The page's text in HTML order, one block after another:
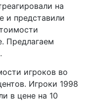
на
и представили
Предлагаем
игроков во
Игроки 1998
в цене на 10